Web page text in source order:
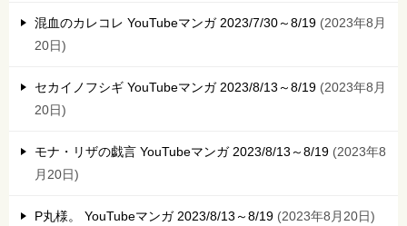
混血のカレコレ YouTubeマンガ 2023/7/30～8/19
2023年8月
20日
セカイノフシギ YouTubeマンガ 2023/8/13～8/19
2023年8月
20日
モナ・リザの戯言 YouTubeマンガ 2023/8/13～8/19
2023年8
月20日
P丸様。 YouTubeマンガ 2023/8/13～8/19 2023年8月20日